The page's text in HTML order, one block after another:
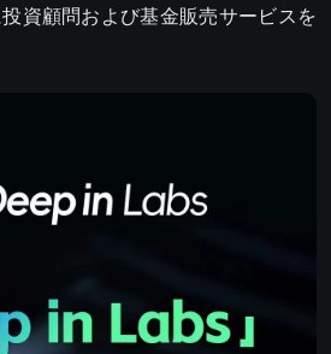
資顧問および基金販売サービスを